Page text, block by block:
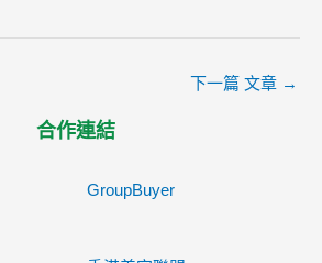
下一篇 文章 →
合作連結
GroupBuyer